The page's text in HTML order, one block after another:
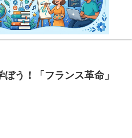
う！「フランス革命」